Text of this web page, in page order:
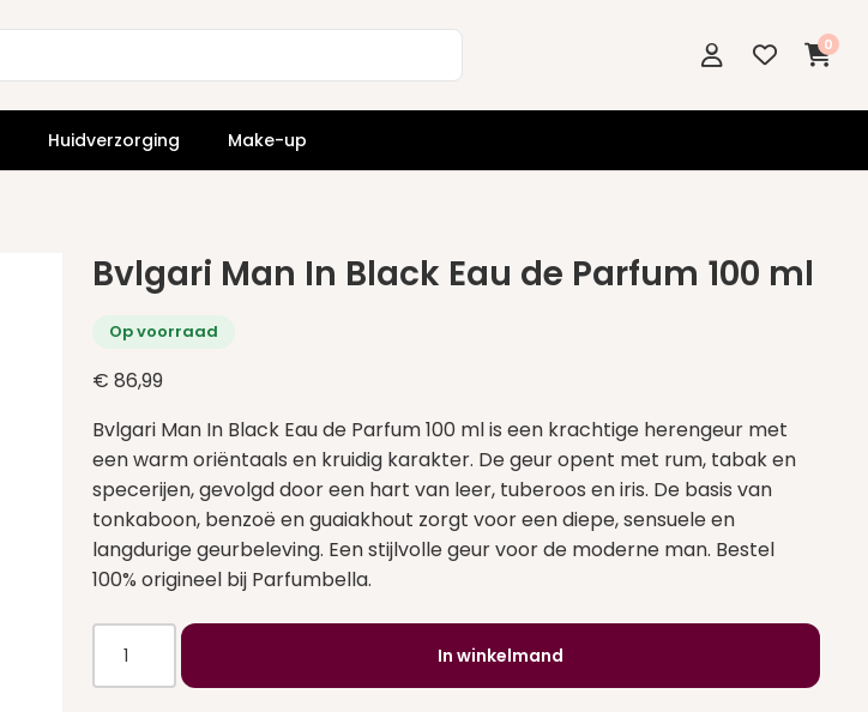
0
Huidverzorging Make-up
Bvlgari Man In Black Eau de Parfum 100 ml
Op voorraad
€ 86,99
Bvlgari Man In Black Eau de Parfum 100 ml is een krachtige herengeur met
een warm oriëntaals en kruidig karakter. De geur opent met rum, tabak en
specerijen, gevolgd door een hart van leer, tuberoos en iris. De basis van
tonkaboon, benzoë en guaiakhout zorgt voor een diepe, sensuele en
langdurige geurbeleving. Een stijlvolle geur voor de moderne man. Bestel
100% origineel bij Parfumbella.
Man
In
In winkelmand